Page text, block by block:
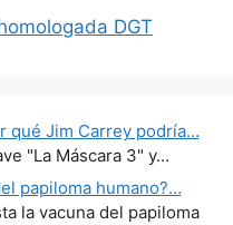
DGT
qué Jim Carrey podría…
"La Máscara 3" y…
papiloma humano?…
la vacuna del papiloma